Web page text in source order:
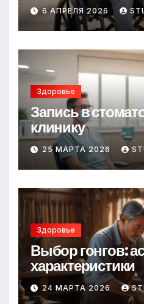
6 АПРЕЛЯ 2026
Здоровье
Запись в
клинику
25 МАРТА 2026
Здоровье
Выбор гонгов:
характеристики
24 МАРТА 2026